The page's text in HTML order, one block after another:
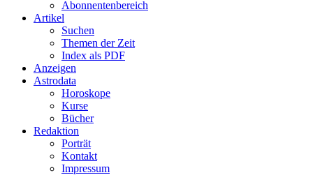
Abonnentenbereich
Artikel
Suchen
Themen der Zeit
Index als PDF
Anzeigen
Astrodata
Horoskope
Kurse
Bücher
Redaktion
Porträt
Kontakt
Impressum